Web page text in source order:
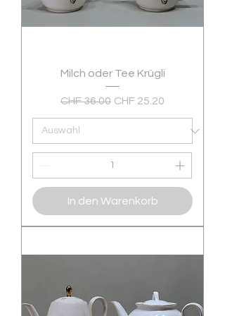
Milch oder Tee Krügli
Standardpreis
CHF 36.00 Sale-Preis
CHF 25.20
In den Warenkorb